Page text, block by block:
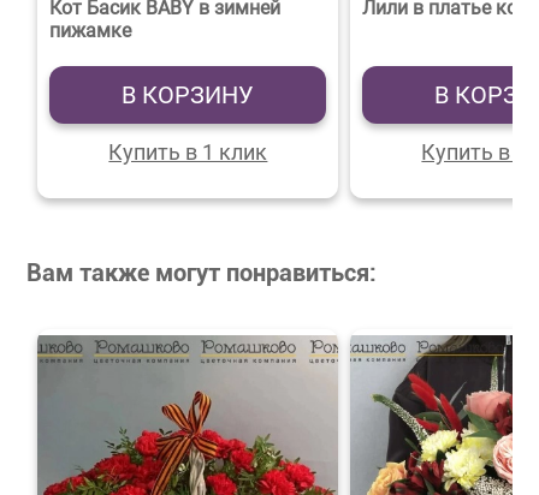
Кот Басик BABY в зимней
пижамке
В КОРЗИНУ
Купить в 1 клик
Лили в платье
В
Купить в 1
Вам также могут понравиться: